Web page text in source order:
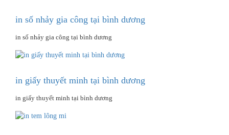
in số nhảy gia công tại bình dương
in số nhảy gia công tại bình dương
in giấy thuyết minh tại bình dương
in giấy thuyết minh tại bình dương